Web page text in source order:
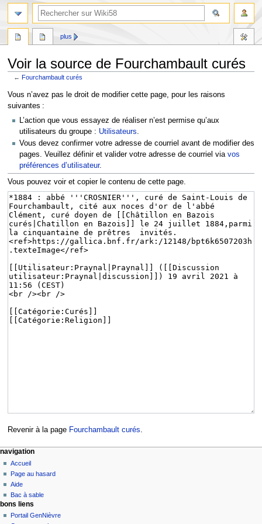
Voir la source de Fourchambault curés
←Fourchambault curés
Aller
à
navigation
Aller
à
recherche
Vous n’avez pas le droit de modifier cette page, pour les raisons
suivantes :
L’action que vous essayez de réaliser n’est permise qu’aux
utilisateurs du groupe : Utilisateurs.
Vous devez confirmer votre adresse de courriel avant de modifier des
pages. Veuillez définir et valider votre adresse de courriel via vos
préférences d’utilisateur.
Vous pouvez voir et copier le contenu de cette page.
Revenir à la page Fourchambault curés.
plus
navigation
Accueil
Page au hasard
Aide
Bac à sable
bons liens
Portail GenNièvre